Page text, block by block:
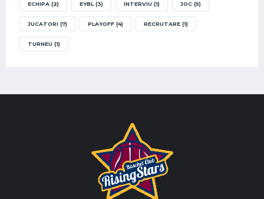
ECHIPA (2) EYBL(3) INTERVIU (1) JOC (5)
JUCATORI (7) PLAYOFF (4) RECRUTARE (1)
TURNEU (1)